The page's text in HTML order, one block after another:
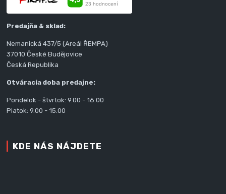
Predajňa & sklad:
Nemanická 437/5 (Areál ŘEMPA)
37010 České Budějovice
Česká Republika
Otváracia doba predajne:
Pondelok - štvrtok: 9.00 - 16.00
Piatok: 9.00 - 15.00
KDE NÁS NÁJDETE